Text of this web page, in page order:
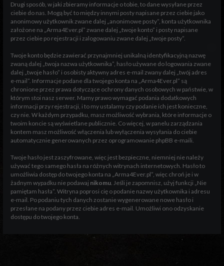
Drugi sposób, w jaki zbieramy informacje o tobie, to dane wysyłane przez
ciebie do nas. Mogą być to między innymi posty napisane przez ciebie jako
anonimowy użytkownik zwane dalej „anonimowe posty”, konta użytkownika
założone na „Arma4Ever.pl” zwane dalej „twoje konto” i posty napisane
przez ciebie po rejestracji i zalogowaniu zwane dalej „twoje posty”.
Twoje konto będzie zawierać przynajmniej unikalną identyfikacyjną nazwę
zwaną dalej „twoja nazwa użytkownika”, hasło używane do logowania zwane
dalej „twoje hasło” i osobisty aktywny adres e-mail zwany dalej „twój adres
e-mail”. Informacje podane dla twojego konta na „Arma4Ever.pl” są
chronione przez prawa dotyczące ochrony danych osobowych w państwie, w
którym stoi nasz serwer. Mamy prawo wymagać podania dodatkowych
informacji przy rejestracji, i to my ustalamy czy podanie ich jest konieczne,
czy nie. W każdym przypadku, masz możliwość wybrania, które informacje o
twoim koncie są wyświetlane publicznie. Co więcej, w panelu zarządzania
kontem masz możliwość włączenia lub wyłączenia wysyłania do ciebie
automatycznie generowanych przez oprogramowanie phpBB e-maili.
Twoje hasło jest zaszyfrowane, więc jest bezpieczne, niemniej nie należy
używać tego samego hasła na różnych witrynach internetowych. Hasło to
umożliwia dostęp do twojego konta na „Arma4Ever.pl”, więc chroń je i w
żadnym wypadku nie podawaj nikomu. Jeśli je zapomnisz, użyj funkcji „Nie
pamiętam hasła”. Witryna poprosi cię o podanie nazwy użytkownika i adresu
e-mail. Po podaniu tych danych zostanie wygenerowane nowe hasło i
przesłane na podany przez ciebie adres e-mail. Umożliwi ono odzyskanie
dostępu do twojego konta.